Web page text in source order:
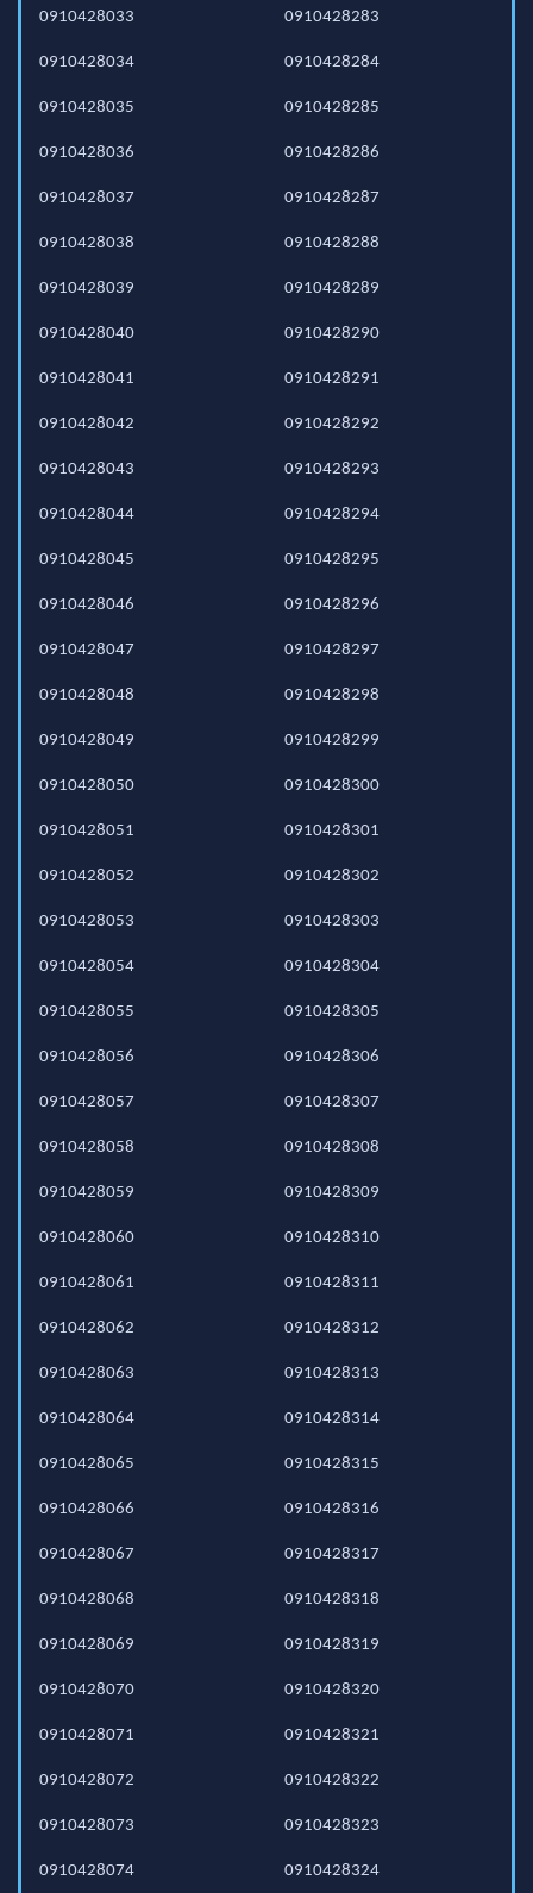
0910428033
0910428034
0910428035
0910428036
0910428037
0910428038
0910428039
0910428040
0910428041
0910428042
0910428043
0910428044
0910428045
0910428046
0910428047
0910428048
0910428049
0910428050
0910428051
0910428052
0910428053
0910428054
0910428055
0910428056
0910428057
0910428058
0910428059
0910428060
0910428061
0910428062
0910428063
0910428064
0910428065
0910428066
0910428067
0910428068
0910428069
0910428070
0910428071
0910428072
0910428073
0910428074
0910428283
0910428284
0910428285
0910428286
0910428287
0910428288
0910428289
0910428290
0910428291
0910428292
0910428293
0910428294
0910428295
0910428296
0910428297
0910428298
0910428299
0910428300
0910428301
0910428302
0910428303
0910428304
0910428305
0910428306
0910428307
0910428308
0910428309
0910428310
0910428311
0910428312
0910428313
0910428314
0910428315
0910428316
0910428317
0910428318
0910428319
0910428320
0910428321
0910428322
0910428323
0910428324